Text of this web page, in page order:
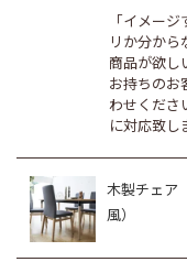
「イメー
リか分から
商品が欲し
お持ちのお
わせくださ
に対応致し
木製チェア
風）